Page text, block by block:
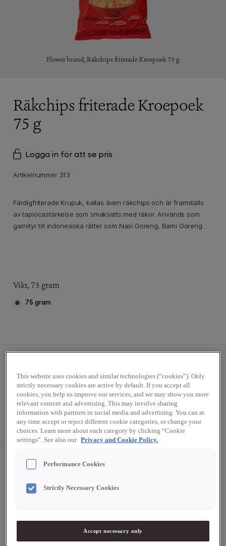
Räkchips friterade Kroepoek
75 g
Logga in för att se pris
Artikelnummer 313
Färdigfriterade Krupuk, kallas även räkchips och är framställs
av tapiocastärkelse som smaksatts med räkor. Används som
garnityr till indonesiska rätter som Nasi Goreng, Bami Goreng
Vikt, 75 gram
75 gram
Styck Kartong (24x75 g)
Logga in för att se pris
Flower brand,Räkchips friterade Kroepoek 75 g
This website uses cookies and similar technologies (“cookies”). Only
strictly necessary cookies are active by default. If you accept all
cookies, you help us improve our services, and we may show you more
relevant content and advertising. This may involve sharing
information with partners in social media and advertising. You can at
any time accept or reject different cookie categories, or change your
choices. Learn more about each category by clicking “Cookie
settings”. See also our Privacy and Cookie Policy.
Performance Cookies
Strictly Necessary Cookies
Accept necessary only